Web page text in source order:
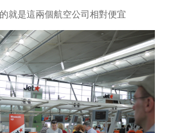
就是這兩個航空公司相對便宜